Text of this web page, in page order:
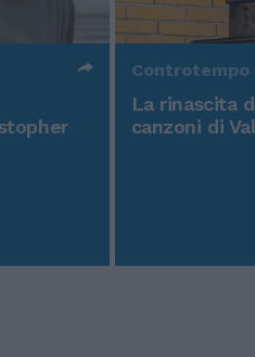
Controtempo
La rinascita
canzoni di